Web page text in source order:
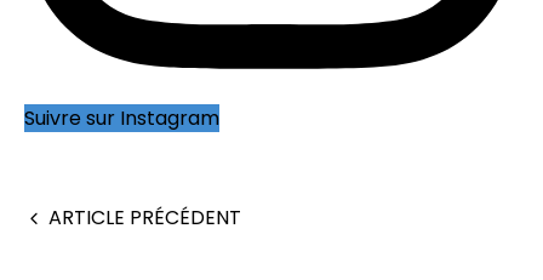
Suivre sur Instagram
ARTICLE PRÉCÉDENT